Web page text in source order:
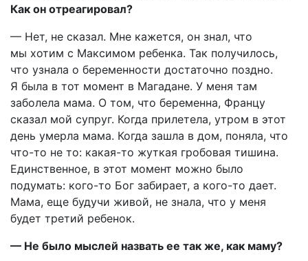
Как он отреагировал?
— Нет, не сказал. Мне кажется, он знал, что
мы хотим с Максимом ребенка. Так получилось,
что узнала о беременности достаточно поздно.
Я была в тот момент в Магадане. У меня там
заболела мама. О том, что беременна, Францу
сказал мой супруг. Когда прилетела, утром в этот
день умерла мама. Когда зашла в дом, поняла, что
что-то не то: какая-то жуткая гробовая тишина.
Единственное, в этот момент можно было
подумать: кого-то Бог забирает, а кого-то дает.
Мама, еще будучи живой, не знала, что у меня
будет третий ребенок.
— Не было мыслей назвать ее так же, как маму?